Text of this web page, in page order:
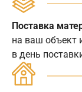
Поставка
на ваш объект
в день